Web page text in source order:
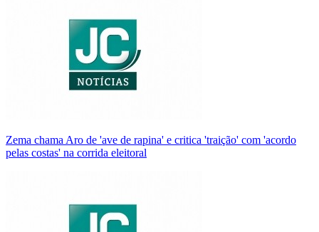
Zema chama Aro de 'ave de rapina' e critica 'traição' com 'acordo
pelas costas' na corrida eleitoral